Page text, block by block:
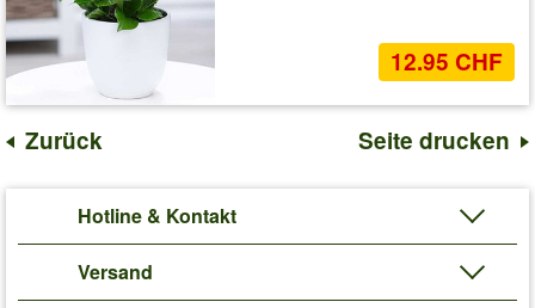
12.95 CHF
Zurück Seite drucken
Hotline & Kontakt
Versand